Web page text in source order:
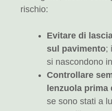
rischio:
Evitare di
sul pavimento;
si nascondono
Controllare
lenzuola prima
se sono stati a